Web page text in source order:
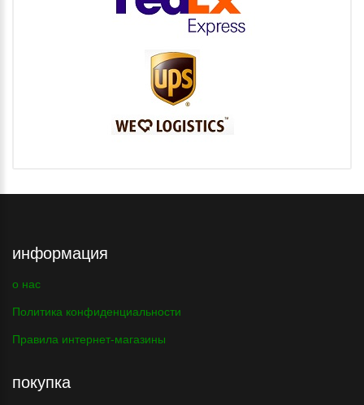
информация
о нас
Политика конфиденциальности
Правила интернет-магазины
покупка